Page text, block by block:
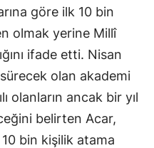
göre ilk 10 bin
olmak yerine Millî
ifade etti. Nisan
olan akademi
olanların ancak bir yıl
belirten Acar,
10 bin kişilik atama